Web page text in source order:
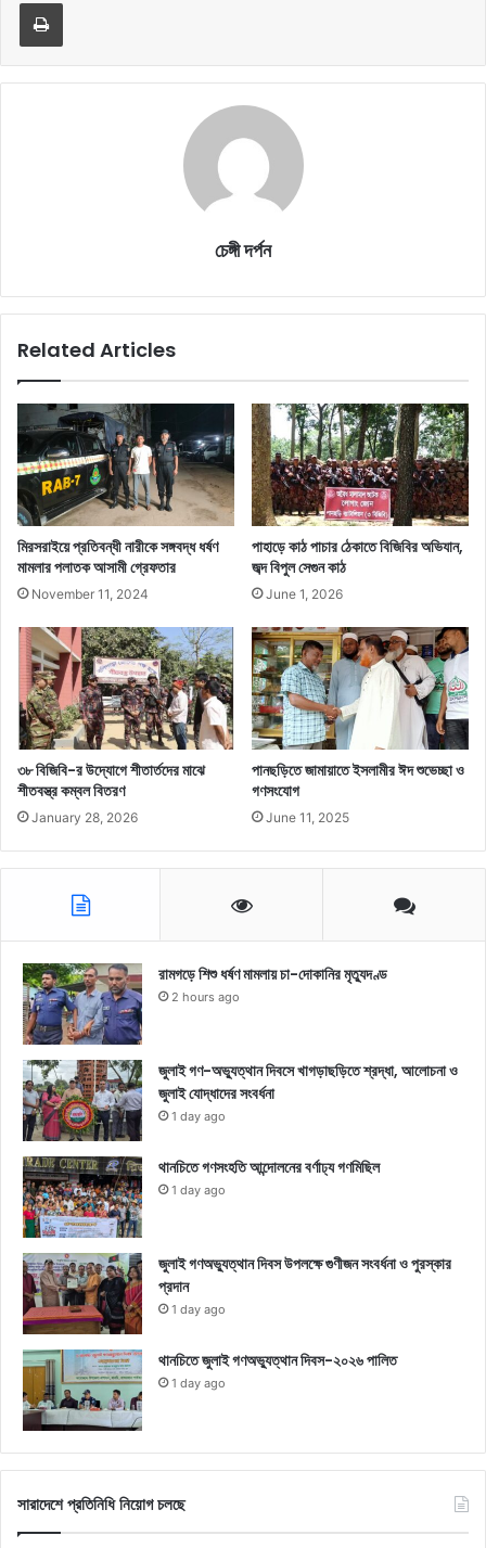
চেঙ্গী দর্পন
Related Articles
মিরসরাইয়ে প্রতিবন্ধী নারীকে সঙ্গবদ্ধ ধর্ষণ
মামলার পলাতক আসামী গ্রেফতার
November 11, 2024
পাহাড়ে কাঠ পাচার ঠেকাতে বিজিবির অভিযান,
জব্দ বিপুল সেগুন কাঠ
June 1, 2026
৩৮ বিজিবি-র উদ্যোগে শীতার্তদের মাঝে
শীতবস্ত্র কম্বল বিতরণ
January 28, 2026
পানছড়িতে জামায়াতে ইসলামীর ঈদ শুভেচ্ছা ও
গণসংযোগ
June 11, 2025
রামগড়ে শিশু ধর্ষণ মামলায় চা-দোকানির মৃত্যুদণ্ড
2 hours ago
জুলাই গণ-অভ্যুত্থান দিবসে খাগড়াছড়িতে শ্রদ্ধা, আলোচনা ও
জুলাই যোদ্ধাদের সংবর্ধনা
1 day ago
থানচিতে গণসংহতি আন্দোলনের বর্ণাঢ্য গণমিছিল
1 day ago
জুলাই গণঅভ্যুত্থান দিবস উপলক্ষে গুণীজন সংবর্ধনা ও পুরস্কার
প্রদান
1 day ago
থানচিতে জুলাই গণঅভ্যুত্থান দিবস-২০২৬ পালিত
1 day ago
সারাদেশে প্রতিনিধি নিয়োগ চলছে